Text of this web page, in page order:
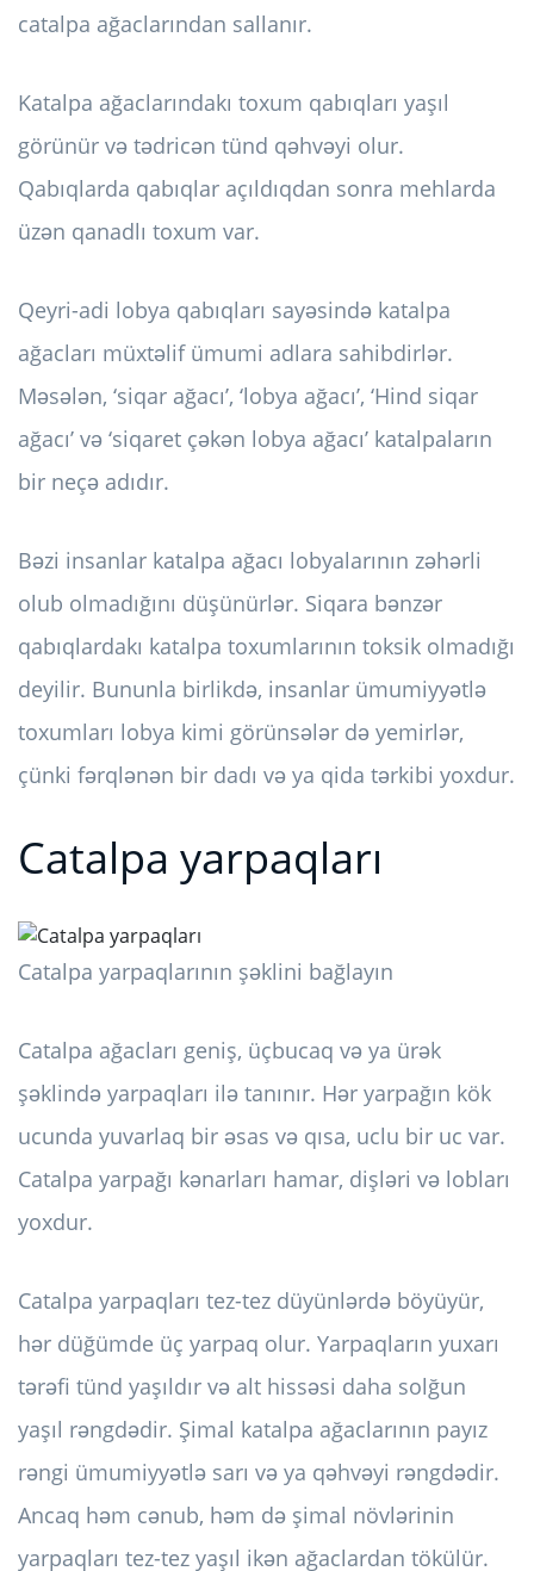
catalpa ağaclarından sallanır.
Katalpa ağaclarındakı toxum qabıqları yaşıl
görünür və tədricən tünd qəhvəyi olur.
Qabıqlarda qabıqlar açıldıqdan sonra mehlarda
üzən qanadlı toxum var.
Qeyri-adi lobya qabıqları sayəsində katalpa
ağacları müxtəlif ümumi adlara sahibdirlər.
Məsələn, ‘siqar ağacı’, ‘lobya ağacı’, ‘Hind siqar
ağacı’ və ‘siqaret çəkən lobya ağacı’ katalpaların
bir neçə adıdır.
Bəzi insanlar katalpa ağacı lobyalarının zəhərli
olub olmadığını düşünürlər. Siqara bənzər
qabıqlardakı katalpa toxumlarının toksik olmadığı
deyilir. Bununla birlikdə, insanlar ümumiyyətlə
toxumları lobya kimi görünsələr də yemirlər,
çünki fərqlənən bir dadı və ya qida tərkibi yoxdur.
Catalpa yarpaqları
Catalpa yarpaqlarının şəklini bağlayın
Catalpa ağacları geniş, üçbucaq və ya ürək
şəklində yarpaqları ilə tanınır. Hər yarpağın kök
ucunda yuvarlaq bir əsas və qısa, uclu bir uc var.
Catalpa yarpağı kənarları hamar, dişləri və lobları
yoxdur.
Catalpa yarpaqları tez-tez düyünlərdə böyüyür,
hər düğümde üç yarpaq olur. Yarpaqların yuxarı
tərəfi tünd yaşıldır və alt hissəsi daha solğun
yaşıl rəngdədir. Şimal katalpa ağaclarının payız
rəngi ümumiyyətlə sarı və ya qəhvəyi rəngdədir.
Ancaq həm cənub, həm də şimal növlərinin
yarpaqları tez-tez yaşıl ikən ağaclardan tökülür.